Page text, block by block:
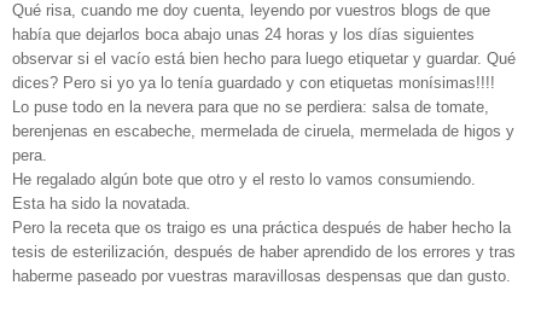
Qué risa, cuando me doy cuenta, leyendo por vuestros blogs de que
había que dejarlos boca abajo unas 24 horas y los días siguientes
observar si el vacío está bien hecho para luego etiquetar y guardar. Qué
dices? Pero si yo ya lo tenía guardado y con etiquetas monísimas!!!!
Lo puse todo en la nevera para que no se perdiera: salsa de tomate,
berenjenas en escabeche, mermelada de ciruela, mermelada de higos y
pera.
He regalado algún bote que otro y el resto lo vamos consumiendo.
Esta ha sido la novatada.
Pero la receta que os traigo es una práctica después de haber hecho la
tesis de esterilización, después de haber aprendido de los errores y tras
haberme paseado por vuestras maravillosas despensas que dan gusto.